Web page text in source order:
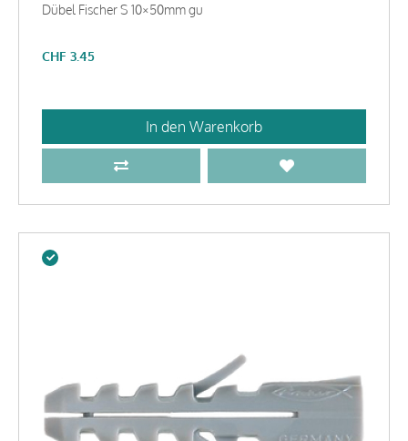
Dübel Fischer S 10×50mm gu
CHF 3.45
In den Warenkorb